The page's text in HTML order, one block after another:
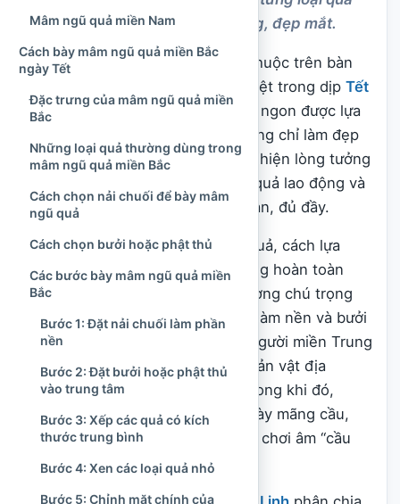
và lưu ý để mâm lễ trang trọng, đẹp mắt.
Mâm ngũ quả là hình ảnh quen thuộc trên bàn
thờ gia tiên của nhiều gia đình Việt trong dịp Tết
Nguyên đán. Những trái cây tươi ngon được lựa
chọn và sắp xếp trang trọng không chỉ làm đẹp
không gian thờ cúng mà còn thể hiện lòng tưởng
nhớ tổ tiên, sự trân trọng thành quả lao động và
ước mong về một năm mới bình an, đủ đầy.
Tuy cùng được gọi là mâm ngũ quả, cách lựa
chọn và bày biện ở ba miền không hoàn toàn
giống nhau. Người miền Bắc thường chú trọng
bố cục nhiều tầng, với nải chuối làm nền và bưởi
hoặc phật thủ đặt ở trung tâm. Người miền Trung
linh hoạt lựa chọn trái cây theo sản vật địa
phương và điều kiện gia đình. Trong khi đó,
nhiều gia đình miền Nam quen bày mãng cầu,
sung, dừa, đu đủ và xoài theo lối chơi âm “cầu
sung vừa đủ xài”.
Mâm ngũ quả miền Nam
Cách bày mâm ngũ quả miền Bắc
ngày Tết
Đặc trưng của mâm ngũ quả miền
Bắc
Những loại quả thường dùng trong
mâm ngũ quả miền Bắc
Cách chọn nải chuối để bày mâm
ngũ quả
Cách chọn bưởi hoặc phật thủ
Các bước bày mâm ngũ quả miền
Bắc
Bước 1: Đặt nải chuối làm phần
nền
Bước 2: Đặt bưởi hoặc phật thủ
vào trung tâm
Bước 3: Xếp các quả có kích
thước trung bình
Bước 4: Xen các loại quả nhỏ
Bước 5: Chỉnh mặt chính của